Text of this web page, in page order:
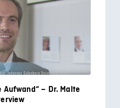
Aufwand“ – Dr. Malte